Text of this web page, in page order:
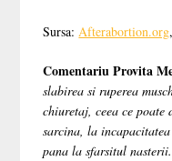
Sursa:Afterabortion.org
Comentariu Provita
slabirea si ruperea
chiuretaj, ceea ce
sarcina, la
pana la sfarsitul